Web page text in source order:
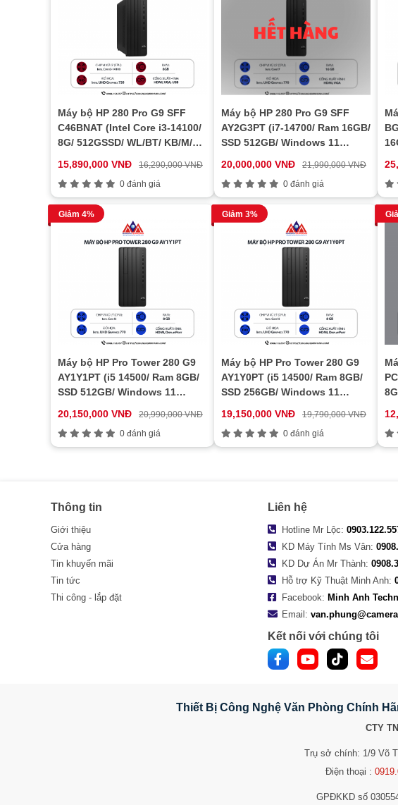
Máy bộ HP 280 Pro G9 SFF
C46BNAT (Intel Core i3-14100/
8G/ 512GSSD/ WL/BT/ KB/M/
15,890,000 VNĐ
16,290,000 VNĐ
0 đánh giá
Máy bộ HP 280 Pro G9 SFF
AY2G3PT (i7-14700/ Ram 16GB/
SSD 512GB/ Windows 11
20,000,000 VNĐ
21,990,000 VNĐ
0 đánh giá
Giảm 4%
Máy bộ HP Pro Tower 280 G9
AY1Y1PT (i5 14500/ Ram 8GB/
SSD 512GB/ Windows 11
20,150,000 VNĐ
20,990,000 VNĐ
0 đánh giá
Giảm 3%
Máy bộ HP Pro Tower 280 G9
AY1Y0PT (i5 14500/ Ram 8GB/
SSD 256GB/ Windows 11
19,150,000 VNĐ
19,790,000 VNĐ
0 đánh giá
Thông tin
Giới thiệu
Cửa hàng
Tin khuyến mãi
Tin tức
Thi công - lắp đặt
Liên hệ
Hotline Mr Lộc:
KD Máy Tính Ms Vân:
KD Dự Án Mr Thành:
Hỗ trợ Kỹ Thuật Minh Anh:
Facebook: Minh Anh
Email:
Kết nối với chúng tôi
Thiết Bị Công Nghệ Văn Phòng Chính
CTY
Trụ sở chính: 1/9 Võ
Điện thoại :
GPĐKKD số